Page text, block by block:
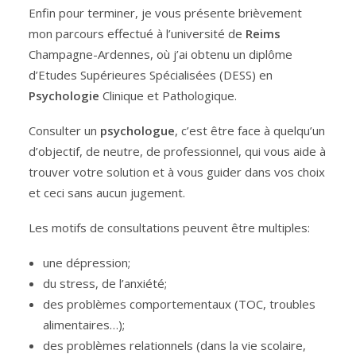
Enfin pour terminer, je vous présente brièvement
mon parcours effectué à l’université de Reims
Champagne-Ardennes, où j’ai obtenu un diplôme
d’Etudes Supérieures Spécialisées (DESS) en
Psychologie Clinique et Pathologique.
Consulter un psychologue, c’est être face à quelqu’un
d’objectif, de neutre, de professionnel, qui vous aide à
trouver votre solution et à vous guider dans vos choix
et ceci sans aucun jugement.
Les motifs de consultations peuvent être multiples:
une dépression;
du stress, de l’anxiété;
des problèmes comportementaux (TOC, troubles
alimentaires…);
des problèmes relationnels (dans la vie scolaire,